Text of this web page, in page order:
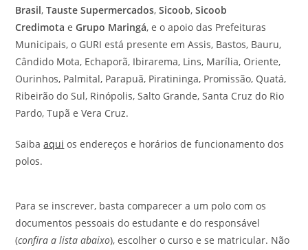
Brasil, Tauste Supermercados,Sicoob, Sicoob
Credimotae Grupo Maringá, e o apoio das Prefeituras
Municipais, o GURI está presente em Assis, Bastos, Bauru,
Cândido Mota, Echaporã, Ibirarema, Lins, Marília, Oriente,
Ourinhos, Palmital, Parapuã, Piratininga, Promissão, Quatá,
Ribeirão do Sul, Rinópolis, Salto Grande, Santa Cruz do Rio
Pardo, Tupã e Vera Cruz.
Saibaaqui os endereços e horários de funcionamento dos
polos.
Para se inscrever, basta comparecer a um polo com os
documentos pessoais do estudante e do responsável
(confira a lista abaixo), escolher o curso e se matricular. Não